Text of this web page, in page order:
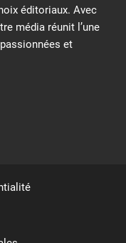
éditoriaux. Avec
média réunit l’une
et